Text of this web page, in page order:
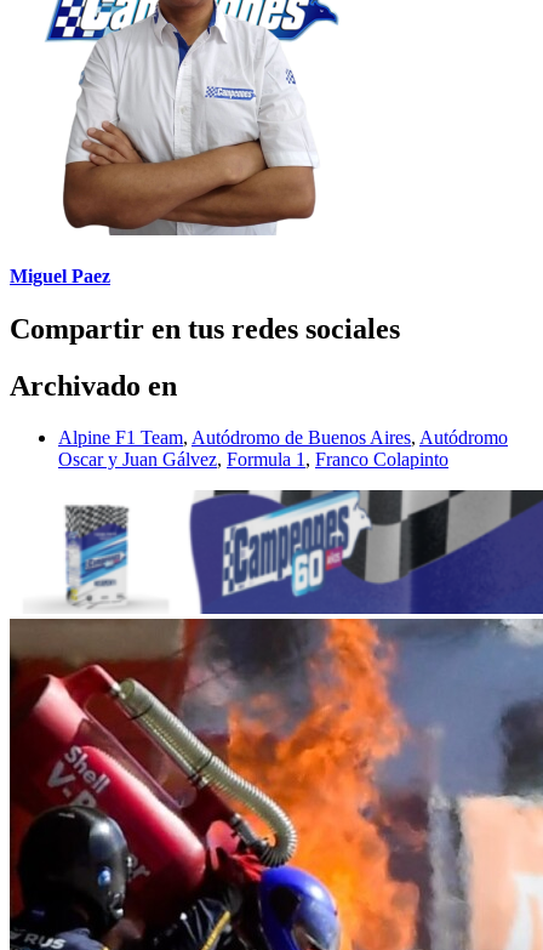
Miguel Paez
Compartir en tus redes sociales
Archivado en
Alpine F1 Team, Autódromo de Buenos Aires, Autódromo
Oscar y Juan Gálvez, Formula 1 , Franco Colapinto